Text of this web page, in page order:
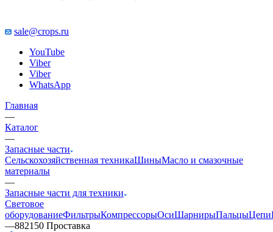
sale@crops.ru
YouTube
Viber
Viber
WhatsApp
Главная
—
Каталог
—
Запасные части
Сельскохозяйственная техникаШиныМасло и смазочные
материалы
—
Запасные части для техники
Световое
оборудованиеФильтрыКомпрессорыОсиШарнирыПальцыЦепи
—882150 Проставка